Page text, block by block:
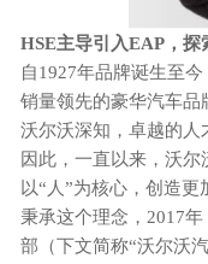
HSE主导引入EAP，探
自1927年品牌诞生至
销量领先的豪华汽车品
沃尔沃深知，卓越的人
因此，一直以来，沃尔
以“人”为核心，创造更
秉承这个理念， 2017
部（下文简称“沃尔沃